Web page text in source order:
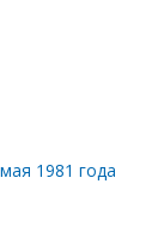
1981 года